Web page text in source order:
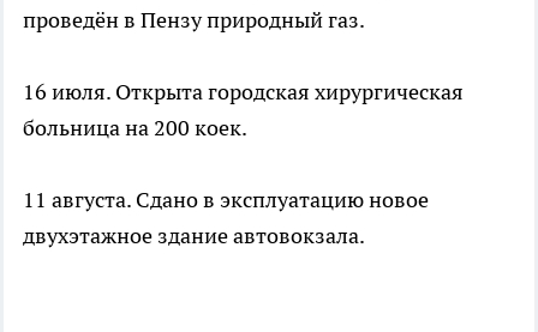
проведён в Пензу природный газ.
16 июля. Открыта городская хирургическая
больница на 200 коек.
11 августа. Сдано в эксплуатацию новое
двухэтажное здание автовокзала.